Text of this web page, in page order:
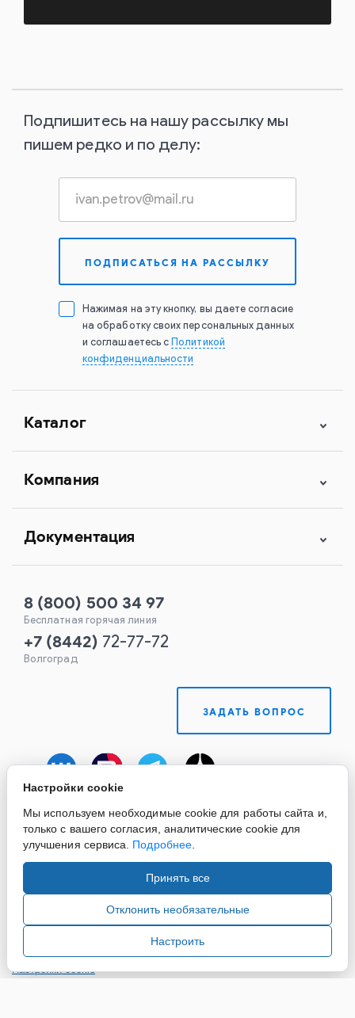
Подпишитесь на нашу рассылку мы
пишем редко и по делу:
Нажимая на эту кнопку, вы даете согласие
на обработку своих персональных данных
и соглашаетесь с Политикой
конфиденциальности
Каталог
Компания
Документация
8 (800) 500 34 97
Бесплатная горячая линия
+7 (8442) 72-77-72
Волгоград
ЗАДАТЬ ВОПРОС
информации и материалов сайта, ссылка на источник
обязательна.
Настройки cookie
Настройки cookie
Мы используем необходимые cookie для работы сайта и,
только с вашего согласия, аналитические cookie для
улучшения сервиса. Подробнее.
Принять все
Отклонить необязательные
Настроить